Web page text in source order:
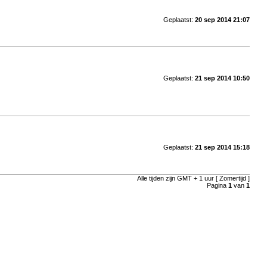
Geplaatst: 20 sep 2014 21:07
Geplaatst: 21 sep 2014 10:50
Geplaatst: 21 sep 2014 15:18
Alle tijden zijn GMT + 1 uur [ Zomertijd ]
Pagina 1van 1